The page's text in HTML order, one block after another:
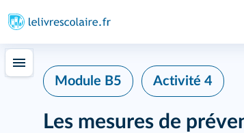
Module B5 Activité 4
Les mesures de